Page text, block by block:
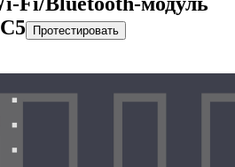
Протестировать